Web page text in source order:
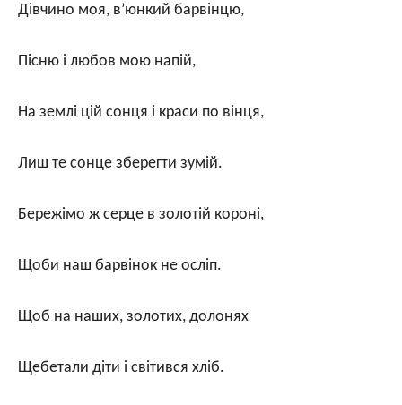
Дівчино моя, в’юнкий барвінцю,
Пісню і любов мою напій,
На землі цій сонця і краси по вінця,
Лиш те сонце зберегти зумій.
Бережімо ж серце в золотій короні,
Щоби наш барвінок не осліп.
Щоб на наших, золотих, долонях
Щебетали діти і світився хліб.